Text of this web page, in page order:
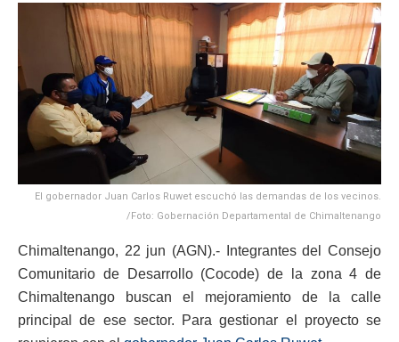
El gobernador Juan Carlos Ruwet escuchó las demandas de los vecinos.
/Foto: Gobernación Departamental de Chimaltenango
Chimaltenango, 22 jun (AGN).- Integrantes del Consejo
Comunitario de Desarrollo (Cocode) de la zona 4 de
Chimaltenango buscan el mejoramiento de la calle
principal de ese sector. Para gestionar el proyecto se